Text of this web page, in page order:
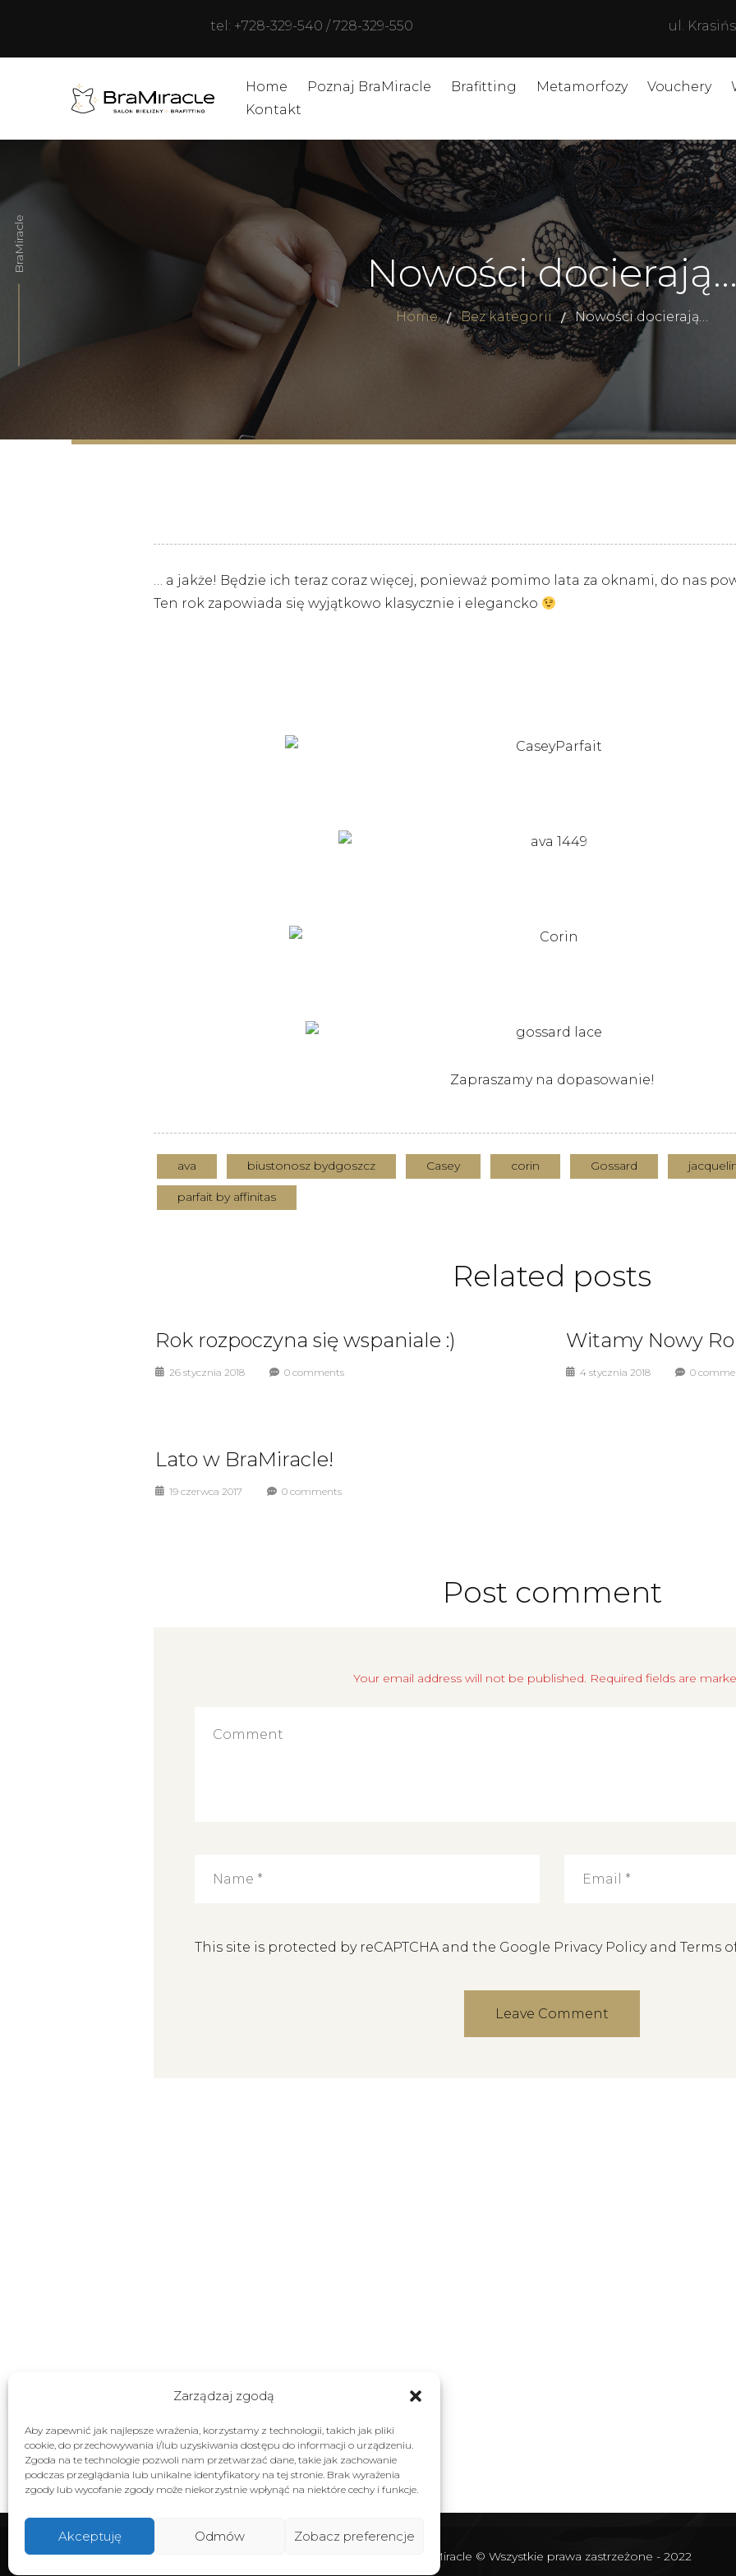
Zarządzaj zgodą
Aby zapewnić jak najlepsze wrażenia, korzystamy z technologii, takich jak pliki
cookie, do przechowywania i/lub uzyskiwania dostępu do informacji o urządzeniu.
Zgoda na te technologie pozwoli nam przetwarzać dane, takie jak zachowanie
podczas przeglądania lub unikalne identyfikatory na tej stronie. Brak wyrażenia
zgody lub wycofanie zgody może niekorzystnie wpłynąć na niektóre cechy i funkcje.
Akceptuję Odmów Zobacz preferencje
tel: +728-329-540 / 728-329-550 ul.
Home Poznaj BraMiracle Brafitting Metamorfozy Vouchery
Kontakt
Nowości
Home Bez kategorii Nowości docierają…
BraMiracle
… a jakże! Będzie ich teraz coraz więcej, ponieważ pomimo lata za oknami, do nas
Ten rok zapowiada się wyjątkowo klasycznie i elegancko
Zapraszamy na dopasowanie!
ava biustonosz bydgoszcz Casey corin Gossard
parfait by affinitas
Related posts
Rok rozpoczyna się wspaniale :)
26 stycznia 2018 0 comments
Witamy Nowy
4 stycznia 2018 0
Lato w BraMiracle!
19 czerwca 2017 0 comments
Post comment
Your email address will not be published. Required fields are
This site is protected by reCAPTCHA and the Google Privacy Policyand Terms
Współpraca
BraMiracle © Wszystkie prawa zastrzeżone - 2022